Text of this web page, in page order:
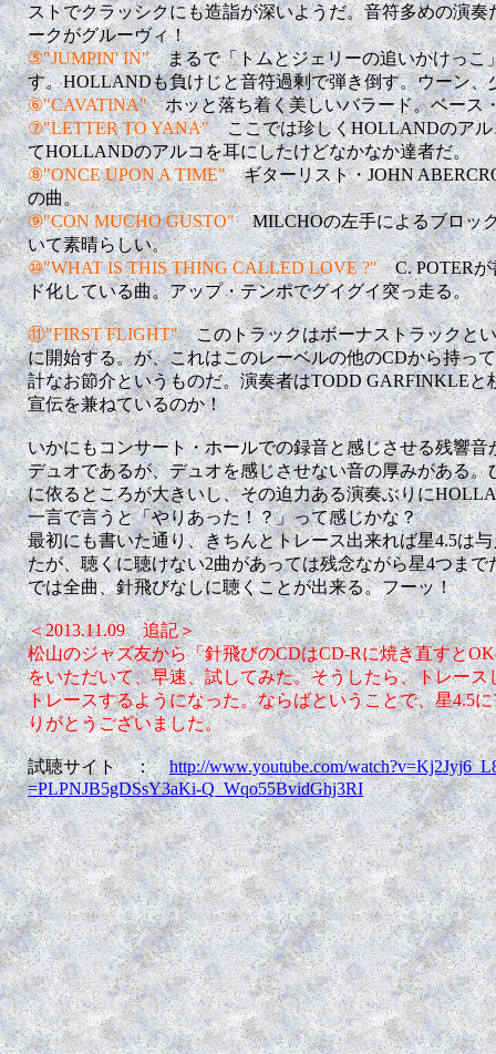
ストでクラッシクにも造詣が深いようだ。音符多めの演
ークがグルーヴィ！
⑤"JUMPIN' IN"まるで「トムとジェリーの追いかけっこ
す。HOLLANDも負けじと音符過剰で弾き倒す。ウーン、
⑥"CAVATINA"ホッと落ち着く美しいバラード。ベース
⑦"LETTER TO YANA"ここでは珍しくHOLLANDのア
てHOLLANDのアルコを耳にしたけどなかなか達者だ。
⑧"ONCE UPON A TIME"ギターリスト・JOHN
の曲。
⑨"CON MUCHO GUSTO"MILCHOの左手によるブロッ
いて素晴らしい。
⑩"WHAT IS THIS THING CALLED LOVE ?"C. POTERが
ド化している曲。アップ・テンポでグイグイ突っ走る。
⑪"FIRST FLIGHT"このトラックはボーナストラックと
に開始する。が、これはこのレーベルの他のCDから持っ
計なお節介というものだ。演奏者はTODD GARFINKLEと
宣伝を兼ねているのか！
いかにもコンサート・ホールでの録音と感じさせる残響音
デュオであるが、デュオを感じさせない音の厚みがある
に依るところが大きいし、その迫力ある演奏ぶりに
一言で言うと「やりあった！？」って感じかな？
最初にも書いた通り、きちんとトレース出来れば星4.5は
たが、聴くに聴けない2曲があっては残念ながら星4つまで
では全曲、針飛びなしに聴くことが出来る。フーッ！
＜2013.11.09 追記＞
松山のジャズ友から「針飛びのCDはCD-Rに焼き直すと
をいただいて、早速、試してみた。そうしたら、トレー
トレースするようになった。ならばということで、星4.5
りがとうございました。
試聴サイト ：http://www.youtube.com/
=PLPNJB5gDSsY3aKi-Q_Wqo55BvidGhj3RI
.